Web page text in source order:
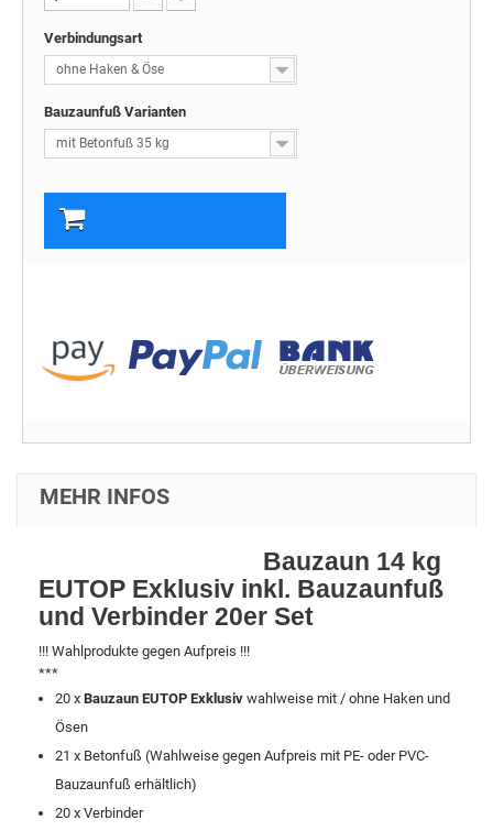
Verbindungsart
ohne Haken & Öse
Bauzaunfuß Varianten
mit Betonfuß 35 kg
MEHR INFOS
Bauzaun 14 kg
EUTOP Exklusiv inkl. Bauzaunfuß
und Verbinder 20er Set
!!! Wahlprodukte gegen Aufpreis !!!
***
20 x Bauzaun EUTOP Exklusiv wahlweise mit / ohne Haken und
Ösen
21 x Betonfuß (Wahlweise gegen Aufpreis mit PE- oder PVC-
Bauzaunfuß erhältlich)
20 x Verbinder